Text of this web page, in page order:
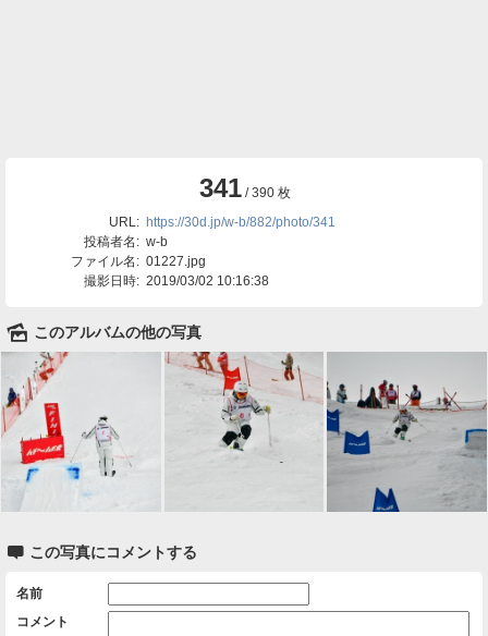
341/ 390 枚
URL: https://30d.jp/w-b/882/photo/341
投稿者名: w-b
ファイル名: 01227.jpg
撮影日時: 2019/03/02 10:16:38
🌄 このアルバムの他の写真
 この写真にコメントする
名前
コメント